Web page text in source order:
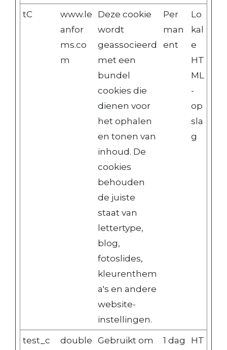
tC
www.le
anfor
ms.co
m
Deze cookie
wordt
geassocieerd
met een
bundel
cookies die
dienen voor
het ophalen
en tonen van
inhoud. De
cookies
behouden
de juiste
staat van
lettertype,
blog,
fotoslides,
kleurenthem
a's en andere
website-
instellingen.
Per
man
ent
Lo
kal
e
HT
ML
-
op
sla
g
test_c
double Gebruikt om
1 dag
HT